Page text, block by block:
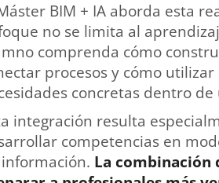
BIM + IA aborda esta
no se limita al
comprenda cómo
procesos y cómo
concretas dentro
integración resulta
competencias en
La